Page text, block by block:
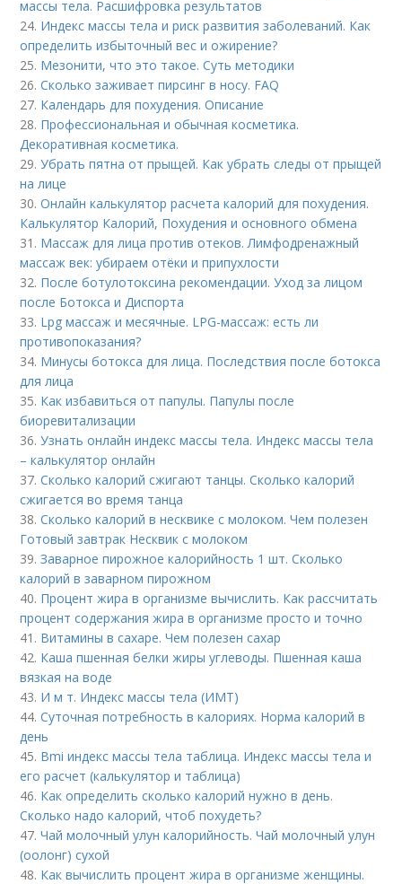
массы тела. Расшифровка результатов
24. Индекс массы тела и риск развития заболеваний. Как
определить избыточный вес и ожирение?
25. Мезонити, что это такое. Суть методики
26.Сколько заживает пирсинг в носу. FAQ
27. Календарь для похудения. Описание
28. Профессиональная и обычная косметика.
Декоративная косметика.
29.Убрать пятна от прыщей. Как убрать следы от прыщей
на лице
30.Онлайн калькулятор расчета калорий для похудения.
Калькулятор Калорий, Похудения и основного обмена
31. Массаж для лица против отеков. Лимфодренажный
массаж век: убираем отёки и припухлости
32. После ботулотоксина рекомендации. Уход за лицом
после Ботокса и Диспорта
33. Lpg массаж и месячные. LPG-массаж: есть ли
противопоказания?
34. Минусы ботокса для лица. Последствия после ботокса
для лица
35. Как избавиться от папулы. Папулы после
биоревитализации
36.Узнать онлайн индекс массы тела. Индекс массы тела
– калькулятор онлайн
37.Сколько калорий сжигают танцы. Сколько калорий
сжигается во время танца
38.Сколько калорий в несквике с молоком. Чем полезен
Готовый завтрак Несквик с молоком
39.Заварное пирожное калорийность 1 шт. Сколько
калорий в заварном пирожном
40. Процент жира в организме вычислить. Как рассчитать
процент содержания жира в организме просто и точно
41. Витамины в сахаре. Чем полезен сахар
42. Каша пшенная белки жиры углеводы. Пшенная каша
вязкая на воде
43. И м т. Индекс массы тела (ИМТ)
44.Суточная потребность в калориях. Норма калорий в
день
45. Bmi индекс массы тела таблица. Индекс массы тела и
его расчет (калькулятор и таблица)
46. Как определить сколько калорий нужно в день.
Сколько надо калорий, чтоб похудеть?
47.Чай молочный улун калорийность. Чай молочный улун
(оолонг) сухой
48. Как вычислить процент жира в организме женщины.